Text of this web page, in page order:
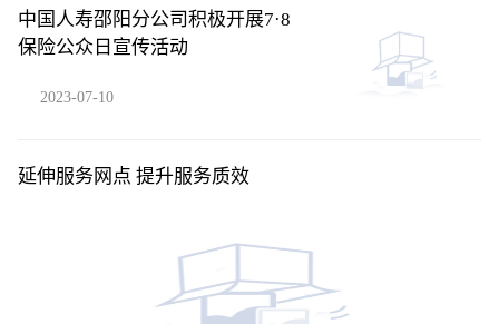
中国人寿邵阳分公司积极开展7·8
保险公众日宣传活动
2023-07-10
延伸服务网点 提升服务质效